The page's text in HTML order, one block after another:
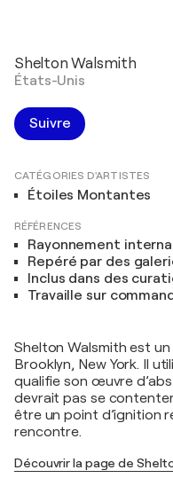
Shelton Walsmith
États-Unis
Suivre
CATÉGORIES D'ARTISTES
Étoiles Montantes
RÉFÉRENCES
Rayonnement
Repéré par des
Inclus dans des
Travaille sur
Shelton Walsmith est
Brooklyn, New York. Il
qualifie son œuvre
devrait pas se
être un point d’ignition
rencontre.
Découvrir la page de